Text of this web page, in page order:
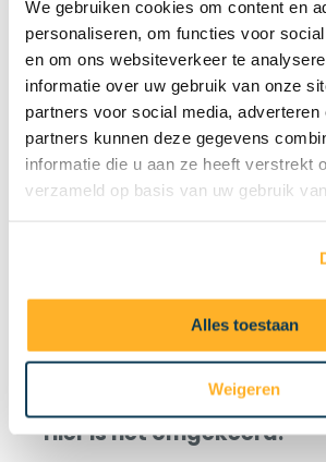
We gebruiken cookies om content en
personaliseren, om functies voor
en om ons websiteverkeer te
informatie over uw gebruik van onze
partners voor social media, adverteren
partners kunnen deze gegevens
informatie die u aan ze heeft verstrekt
verzameld op basis van uw gebruik
Alles toestaan
Weigeren
Domeindeskundige in
geschillen
Praktijk
Tijd voor
juiste
Veel advies vertrekt
Hier is het omgekeerd.